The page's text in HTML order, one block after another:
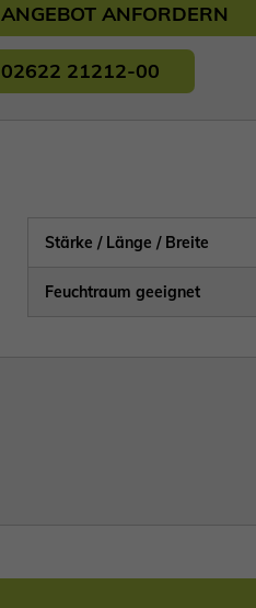
ANGEBOT ANFORDERN
02622 21212-00
Stärke / Länge / Breite
Feuchtraum geeignet